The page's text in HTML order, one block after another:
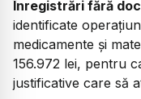
Înregistrări fără
identificate
medicamente și
156.972 lei, pentru
justificative care să